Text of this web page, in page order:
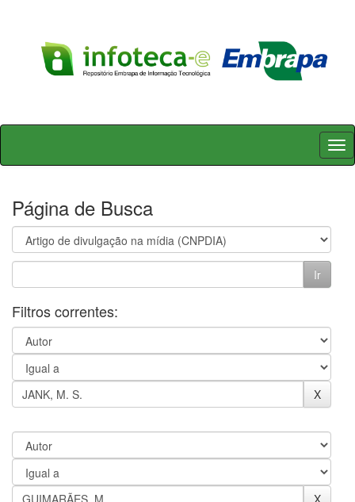
Skip
Página de Busca
Filtros correntes: